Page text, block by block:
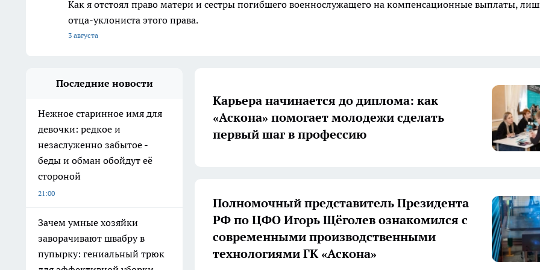
Как я отстоял право матери и сестры погибшего военнослужащего на компенсационные выплаты,
отца-уклониста этого права.
3 августа
Последние новости
Нежное старинное имя для
девочки: редкое и
незаслуженно забытое -
беды и обман обойдут её
стороной
21:00
Зачем умные хозяйки
заворачивают швабру в
пупырку: гениальный трюк
Карьера начинается до диплома: как
«Аскона» помогает молодежи сделать
первый шаг в профессию
Полномочный представитель Президента
РФ по ЦФО Игорь Щёголев ознакомился с
современными производственными
технологиями ГК «Аскона»